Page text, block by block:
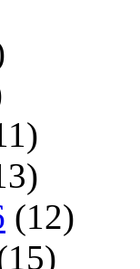
(12)